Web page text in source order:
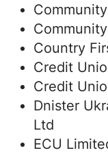
Country
Credit
Credit
Dnister
Ltd
ECU